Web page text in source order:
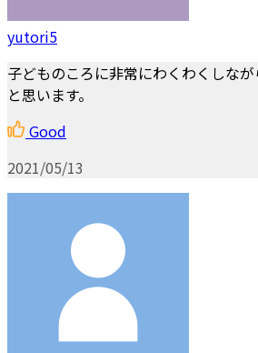
yutori5
子どものころに非常にわくわくしな
と思います。
Good
2021/05/13